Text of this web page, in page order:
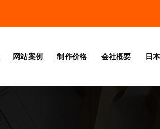
网站案例 制作价格 会社概要 日